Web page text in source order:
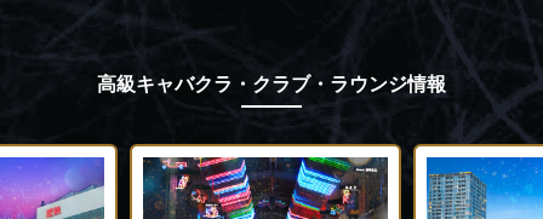
高級キャバクラ・クラブ・ラウンジ情報